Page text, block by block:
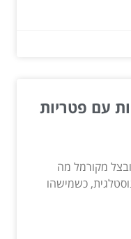
עם פטריות
מקורמל מה
כשמישהו